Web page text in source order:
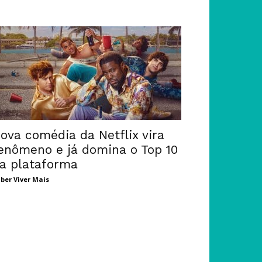
comédia da Netflix vira
e já domina o Top 10
plataforma
Viver Mais